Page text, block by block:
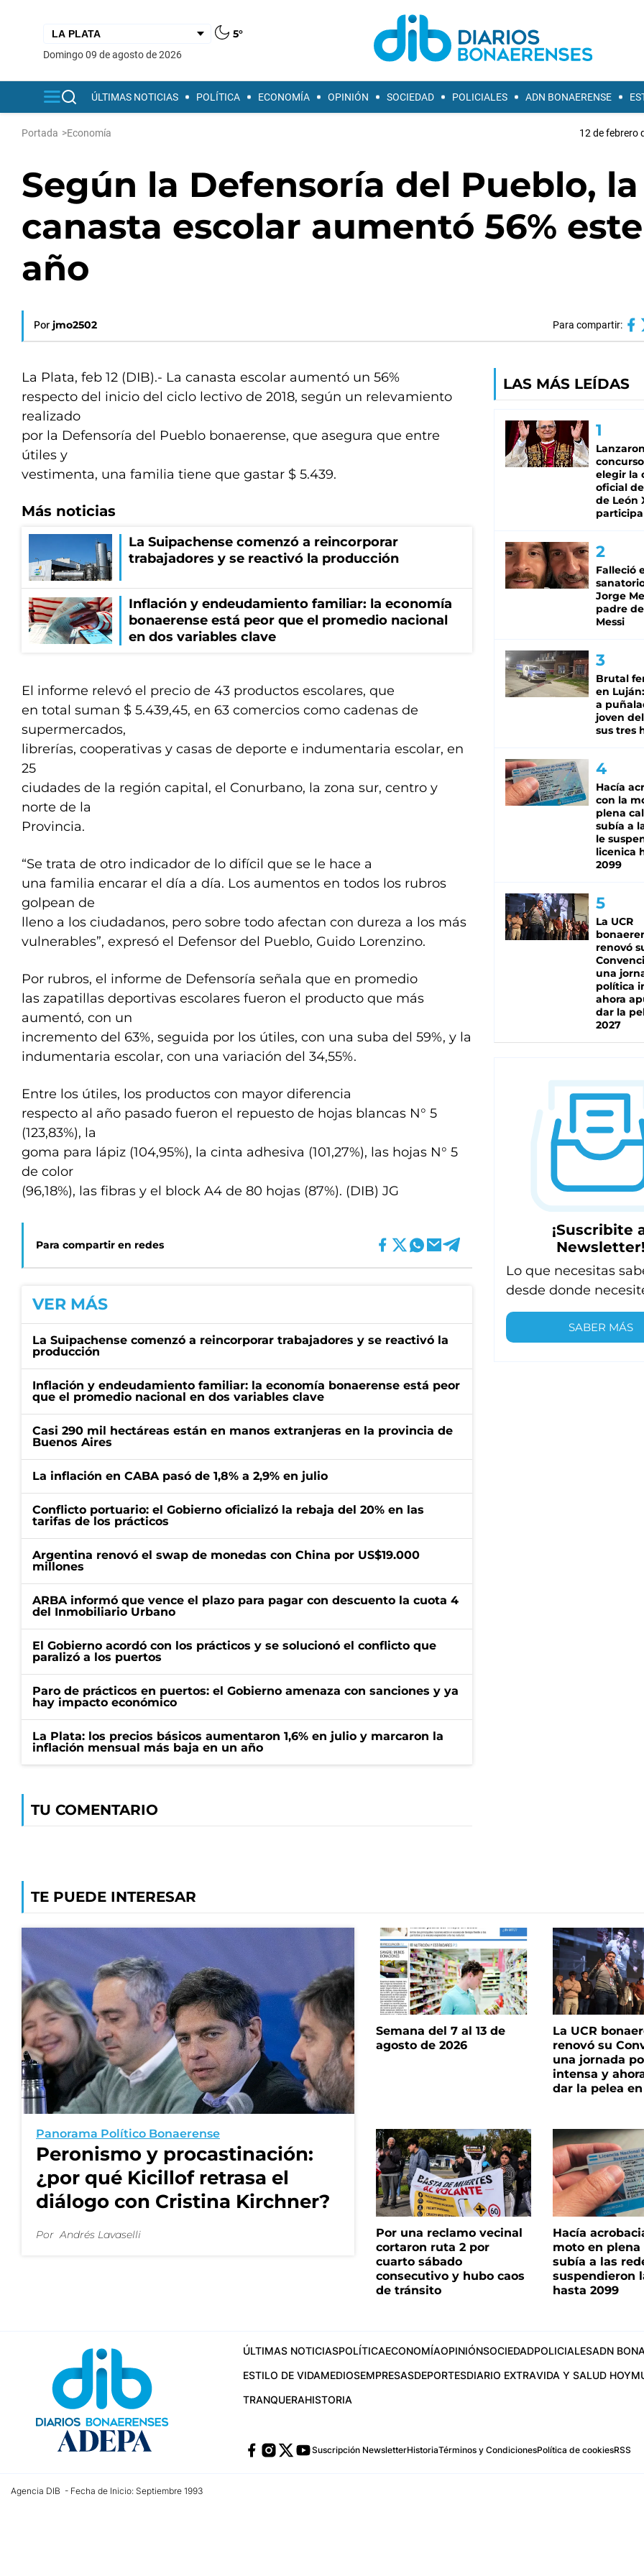
5°
domingo 09 de agosto de 2026
ÚLTIMAS NOTICIAS POLÍTICA ECONOMÍA OPINIÓN SOCIEDAD POLICIALES ADN BONAERENSE
Portada >Economía 12 de febrero
Según la Defensoría del Pueblo, la
canasta escolar aumentó 56% este
año
Por jmo2502 Para compartir:
La Plata, feb 12 (DIB).- La canasta escolar aumentó un 56%
respecto del inicio del ciclo lectivo de 2018, según un relevamiento
realizado
por la Defensoría del Pueblo bonaerense, que asegura que entre
útiles y
vestimenta, una familia tiene que gastar $ 5.439.
Más noticias
La Suipachense comenzó a reincorporar
trabajadores y se reactivó la producción
Inflación y endeudamiento familiar: la economía
bonaerense está peor que el promedio nacional
en dos variables clave
El informe relevó el precio de 43 productos escolares, que
en total suman $ 5.439,45, en 63 comercios como cadenas de
supermercados,
librerías, cooperativas y casas de deporte e indumentaria escolar, en
25
ciudades de la región capital, el Conurbano, la zona sur, centro y
norte de la
Provincia.
“Se trata de otro indicador de lo difícil que se le hace a
una familia encarar el día a día. Los aumentos en todos los rubros
golpean de
lleno a los ciudadanos, pero sobre todo afectan con dureza a los más
vulnerables”, expresó el Defensor del Pueblo, Guido Lorenzino.
Por rubros, el informe de Defensoría señala que en promedio
las zapatillas deportivas escolares fueron el producto que más
aumentó, con un
incremento del 63%, seguida por los útiles, con una suba del 59%, y la
indumentaria escolar, con una variación del 34,55%.
Entre los útiles, los productos con mayor diferencia
respecto al año pasado fueron el repuesto de hojas blancas N° 5
(123,83%), la
goma para lápiz (104,95%), la cinta adhesiva (101,27%), las hojas N° 5
de color
(96,18%), las fibras y el block A4 de 80 hojas (87%). (DIB) JG
Para compartir en redes
VER MÁS
La Suipachense comenzó a reincorporar trabajadores y se reactivó la
producción
Inflación y endeudamiento familiar: la economía bonaerense está peor
que el promedio nacional en dos variables clave
Casi 290 mil hectáreas están en manos extranjeras en la provincia de
Buenos Aires
La inflación en CABA pasó de 1,8% a 2,9% en julio
Conflicto portuario: el Gobierno oficializó la rebaja del 20% en las
tarifas de los prácticos
Argentina renovó el swap de monedas con China por US$19.000
millones
ARBA informó que vence el plazo para pagar con descuento la cuota 4
del Inmobiliario Urbano
El Gobierno acordó con los prácticos y se solucionó el conflicto que
paralizó a los puertos
Paro de prácticos en puertos: el Gobierno amenaza con sanciones y ya
hay impacto económico
La Plata: los precios básicos aumentaron 1,6% en julio y marcaron la
inflación mensual más baja en un año
TU COMENTARIO
LAS MÁS LEÍDAS
elegir la
oficial
de León
Falleció
Jorge
padre
Messi
Brutal
en
a
joven
sus tres
Hacía
con la
plena
subía a
le
licenica
2099
La UCR
renovó
una
política
ahora
dar la
2027
¡Suscribite
Lo que necesitas
desde donde
SABER MÁS
TE PUEDE INTERESAR
Panorama Político Bonaerense
Peronismo y procastinación:
¿por qué Kicillof retrasa el
diálogo con Cristina Kirchner?
Por Andrés Lavaselli
Semana del 7 al 13 de
agosto de 2026
La UCR
renovó su
una jornada
intensa y
dar la pelea en
Por una reclamo vecinal
cortaron ruta 2 por
cuarto sábado
consecutivo y hubo caos
de tránsito
Hacía
moto en plena
subía a las
suspendieron
hasta 2099
ÚLTIMAS NOTICIASPOLÍTICAECONOMÍAOPINIÓNSOCIEDADPOLICIALESADN
ESTILO DE VIDAMEDIOSEMPRESASDEPORTESDIARIO EXTRAVIDA Y SALUD HOY
TRANQUERAHISTORIA
Suscripción NewsletterHistoriaTérminos y CondicionesPolítica de cookiesRSS
Agencia DIB - Fecha de Inicio: Septiembre 1993